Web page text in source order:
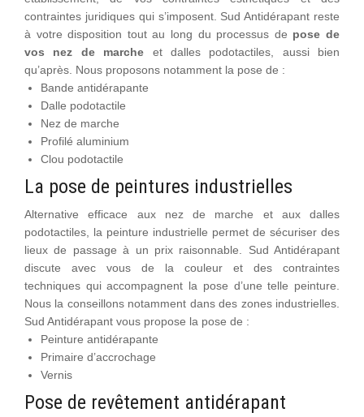
contraintes juridiques qui s’imposent. Sud Antidérapant reste
à votre disposition tout au long du processus de pose de
vos nez de marche et dalles podotactiles, aussi bien
qu’après. Nous proposons notamment la pose de :
Bande antidérapante
Dalle podotactile
Nez de marche
Profilé aluminium
Clou podotactile
La pose de peintures industrielles
Alternative efficace aux nez de marche et aux dalles
podotactiles , la peinture industrielle permet de sécuriser des
lieux de passage à un prix raisonnable. Sud Antidérapant
discute avec vous de la couleur et des contraintes
techniques qui accompagnent la pose d’une telle peinture.
Nous la conseillons notamment dans des zones industrielles.
Sud Antidérapant vous propose la pose de :
Peinture antidérapante
Primaire d’accrochage
Vernis
Pose de revêtement antidérapant